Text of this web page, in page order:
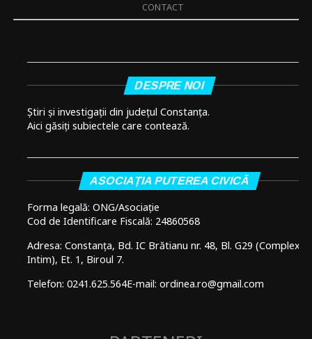
CONTACT
DESPRE NOI
Știri și investigații din județul Constanța.
Aici găsiți subiectele care contează.
ASOCIAȚIA PUTEREA CIVICĂ
Forma legală: ONG/Asociație
Cod de Identificare Fiscală: 24860568
Adresa: Constanța, Bd. IC Brătianu nr. 48, Bl. G29 (Complex
Intim), Et. 1, Biroul 7.
Telefon: 0241.625.564E-mail: ordinea.ro@gmail.com